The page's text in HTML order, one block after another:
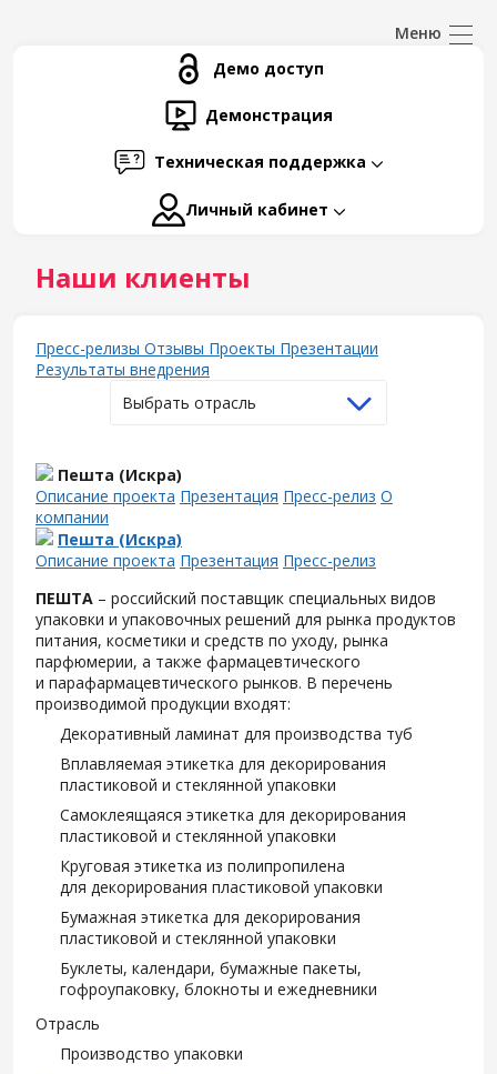
Демо доступ
Демонстрация
Техническая поддержка
Личный кабинет
Наши клиенты
Пресс-релизы Отзывы Проекты Презентации
Результаты внедрения
Выбрать отрасль
Пешта (Искра)
Описание проекта Презентация Пресс-релиз О
компании
Пешта (Искра)
Описание проекта Презентация Пресс-релиз
ПЕШТА – российский поставщик специальных видов
упаковки и упаковочных решений для рынка продуктов
питания, косметики и средств по уходу, рынка
парфюмерии, а также фармацевтического
и парафармацевтического рынков. В перечень
производимой продукции входят:
Декоративный ламинат для производства туб
Вплавляемая этикетка для декорирования
пластиковой и стеклянной упаковки
Самоклеящаяся этикетка для декорирования
пластиковой и стеклянной упаковки
Круговая этикетка из полипропилена
для декорирования пластиковой упаковки
Бумажная этикетка для декорирования
пластиковой и стеклянной упаковки
Буклеты, календари, бумажные пакеты,
гофроупаковку, блокноты и ежедневники
Отрасль
Производство упаковки